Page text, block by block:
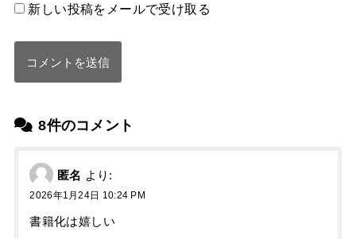
8件のコメント
匿名 より:
2026年1月24日 10:24 PM
書籍化は嬉しい
新しい投稿をメールで受け取る